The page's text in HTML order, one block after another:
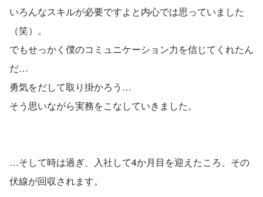
いろんなスキルが必要ですよと内心では思っていました
（笑）。
でもせっかく僕のコミュニケーション力を信じてくれたん
だ…
勇気をだして取り掛かろう…
そう思いながら実務をこなしていきました。
…そして時は過ぎ、入社して4か月目を迎えたころ、その
伏線が回収されます。